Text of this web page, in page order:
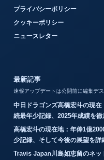
プライバシーポリシー
クッキーポリシー
ニュースレター
最新記事
速報アップデートは公開前に編集デス
中日ドラゴンズ高橋宏斗の現
続最年少記録、2025年成績を
高橋宏斗の現在地：年俸1億
少記録、そして今後の展望を詳
Travis Japan川島如恵留のネッ